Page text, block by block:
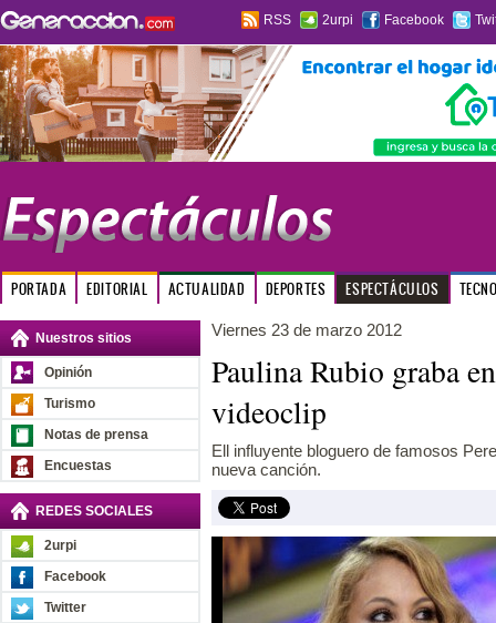
RSS 2urpi Facebook
PORTADA EDITORIAL ACTUALIDAD DEPORTES ESPECTÁCULOS
Nuestros sitios
Opinión
Turismo
Notas de prensa
Encuestas
REDES SOCIALES
2urpi
Facebook
Twitter
Viernes 23 de marzo 2012
Paulina Rubio graba
videoclip
Ell influyente bloguero de famosos
nueva canción.